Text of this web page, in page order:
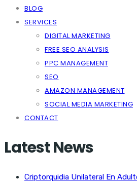
BLOG
SERVICES
DIGITAL MARKETING
FREE SEO ANALYSIS
PPC MANAGEMENT
SEO
AMAZON MANAGEMENT
SOCIAL MEDIA MARKETING
CONTACT
Latest News
Criptorquidia Unilateral En